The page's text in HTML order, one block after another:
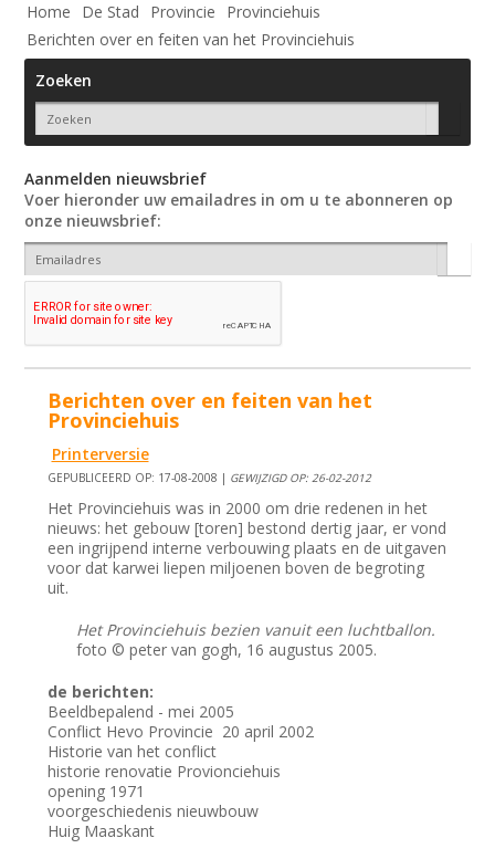
Home
De Stad Provincie
Provinciehuis
Berichten over en feiten van het Provinciehuis
Zoeken
Aanmelden nieuwsbrief
Voer hieronder uw emailadres in om u te abonneren op
onze nieuwsbrief:
Berichten over en feiten van het
Provinciehuis
Printerversie
GEPUBLICEERD OP: 17-08-2008 | GEWIJZIGD OP: 26-02-2012
Het Provinciehuis was in 2000 om drie redenen in het
nieuws: het gebouw [toren] bestond dertig jaar, er vond
een ingrijpend interne verbouwing plaats en de uitgaven
voor dat karwei liepen miljoenen boven de begroting
uit.
Het Provinciehuis bezien vanuit een luchtballon.
foto © peter van gogh, 16 augustus 2005.
de berichten:
Beeldbepalend - mei 2005
Conflict Hevo Provincie 20 april 2002
Historie van het conflict
historie renovatie Provionciehuis
opening 1971
voorgeschiedenis nieuwbouw
Huig Maaskant